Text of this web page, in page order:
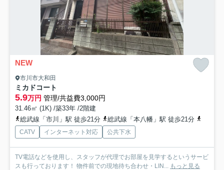
NEW
市川市大和田
ミカドコート
5.9万円 管理/共益費3,000円
31.46㎡ (1K) /築33年 /2階建
総武線「市川」駅 徒歩21分
総武線「本八幡」駅 徒歩21分
CATV インターネット対応 公共下水
TV電話などを使用し、スタッフが代理でお部屋を見学するというサービ
スも行っております！ 物件前での現地待ち合わせ・LIN...
もっと見る